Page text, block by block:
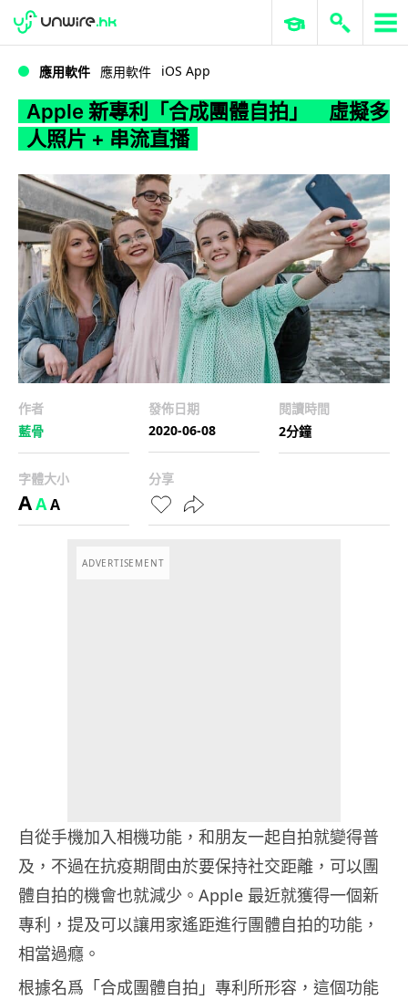
WWDC 2026 ERP 與商業 AI
應用軟件 應用軟件 iOS App
Apple 新專利「合成團體自拍」 虛擬多
人照片 + 串流直播
作者
藍骨
發佈日期
2020-06-08
閱讀時間
2分鐘
字體大小
AAA
分享
ADVERTISEMENT
自從手機加入相機功能，和朋友一起自拍就變得普
及，不過在抗疫期間由於要保持社交距離，可以團
體自拍的機會也就減少。Apple 最近就獲得一個新
專利，提及可以讓用家遙距進行團體自拍的功能，
相當過癮。
根據名爲「合成團體自拍」專利所形容，這個功能